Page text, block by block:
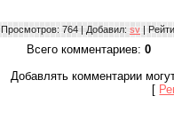
Просмотров: 764 | Добавил: sv |
Всего комментариев: 0
Добавлять комментарии
[